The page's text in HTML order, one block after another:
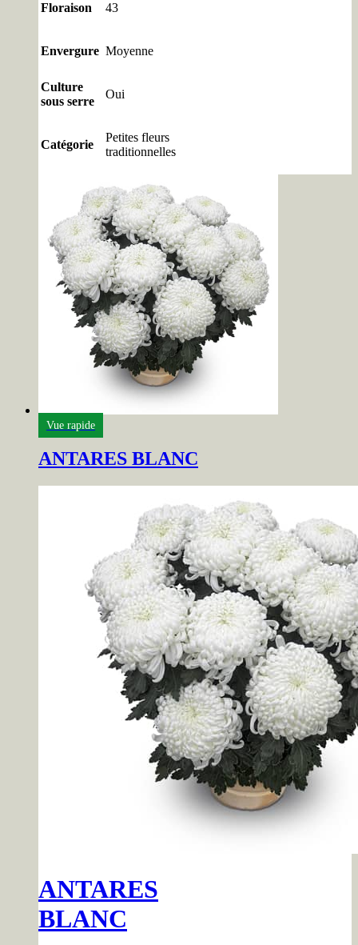
Floraison 43
Envergure Moyenne
Culture
sous serre
Oui
Catégorie
Petites fleurs
traditionnelles
Vue rapide
ANTARES BLANC
ANTARES
BLANC